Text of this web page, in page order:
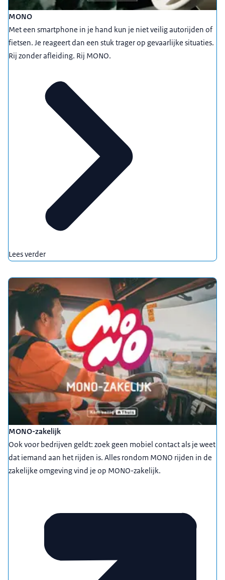
MONO
Met een smartphone in je hand kun je niet veilig autorijden of
fietsen. Je reageert dan een stuk trager op gevaarlijke situaties.
Rij zonder afleiding. Rij MONO.
Lees verder
MONO-zakelijk
Ook voor bedrijven geldt: zoek geen mobiel contact als je weet
dat iemand aan het rijden is. Alles rondom MONO rijden in de
zakelijke omgeving vind je op MONO-zakelijk.